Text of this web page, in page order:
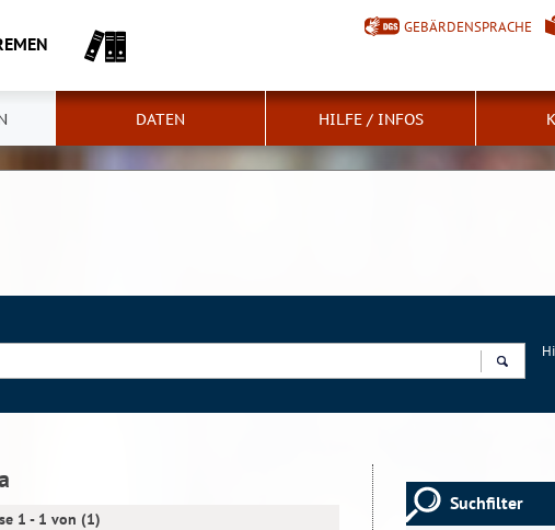
GEBÄRDENSPRACHE
DATEN HILFE / INFOS
1 - 1 von (1)
Suchfilter